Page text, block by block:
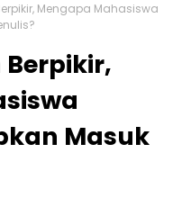
Mengapa Mahasiswa
Masuk